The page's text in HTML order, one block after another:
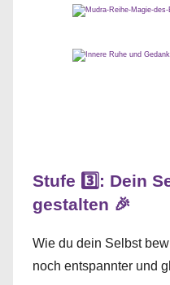
Stufe 3️⃣: Dein
gestalten 🎉
Wie du dein Selbst
noch entspannter und